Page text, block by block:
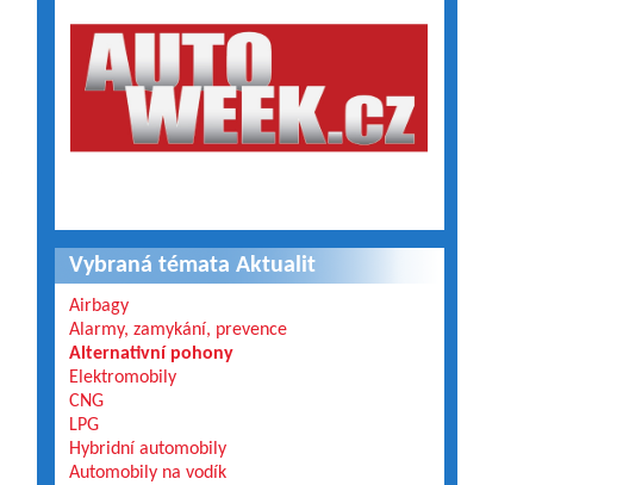
Vybraná témata Aktualit
Airbagy
Alarmy, zamykání, prevence
Alternativní pohony
Elektromobily
CNG
LPG
Hybridní automobily
Automobily na vodík